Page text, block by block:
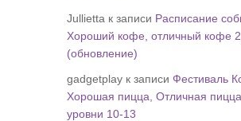
Jullietta к записи Расписание
Хороший кофе, отличный кофе
(обновление)
gadgetplay к записи Фестиваль
Хорошая пицца, Отличная
уровни 10-13